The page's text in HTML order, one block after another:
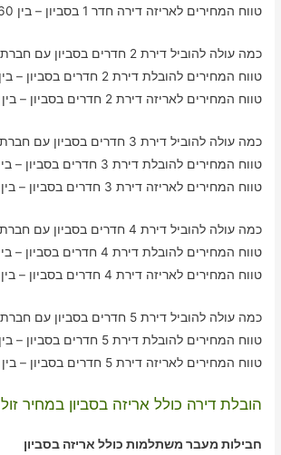
טווח המחירים לאריזה דירה חדר 1 בסביון – בין 250-560 ש"ח
כמה עולה להוביל דירת 2 חדרים בסביון עם חברת הובלה כולל אריזה?
טווח המחירים להובלת דירת 2 חדרים בסביון – בין 770-1040 ש"ח
טווח המחירים לאריזה דירת 2 חדרים בסביון – בין 580-990 ש"ח
כמה עולה להוביל דירת 3 חדרים בסביון עם חברת הובלה כולל אריזה?
טווח המחירים להובלת דירת 3 חדרים בסביון – בין 940-1970 ש"ח
טווח המחירים לאריזה דירת 3 חדרים בסביון – בין 1180-3620 ש"ח
כמה עולה להוביל דירת 4 חדרים בסביון עם חברת הובלה כולל אריזה?
טווח המחירים להובלת דירת 4 חדרים בסביון – בין 2040-3180 ש"ח
טווח המחירים לאריזה דירת 4 חדרים בסביון – בין 2590-2080 ש"ח
כמה עולה להוביל דירת 5 חדרים בסביון עם חברת הובלה כולל אריזה?
טווח המחירים להובלת דירת 5 חדרים בסביון – בין 3160-4130 ש"ח
טווח המחירים לאריזה דירת 5 חדרים בסביון – בין 2040-3190 ש"ח
הובלת דירה כולל אריזה בסביון במחיר זול
חבילות מעבר משתלמות כולל אריזה בסביון